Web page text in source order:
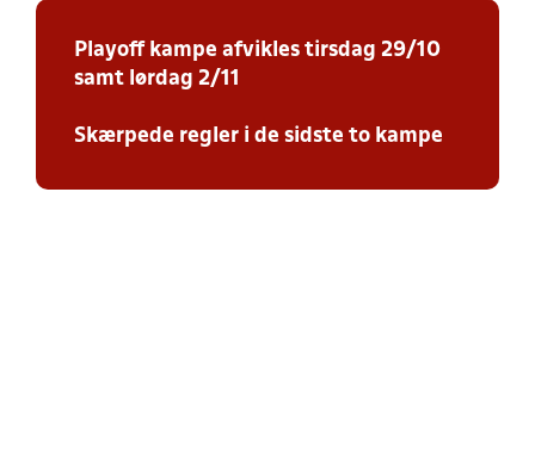
Playoff kampe afvikles tirsdag 29/10
samt lørdag 2/11
Skærpede regler i de sidste to kampe